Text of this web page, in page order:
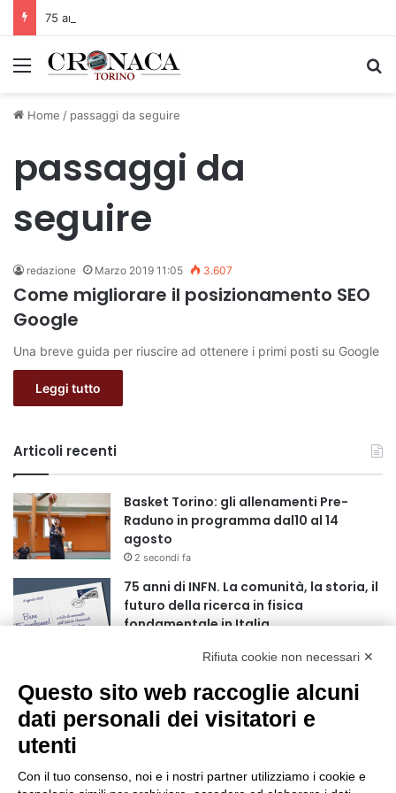
Menu
Home / passaggi da seguire
passaggi da
seguire
redazione Marzo 2019 11:05 3.607
Come migliorare il posizionamento SEO
Google
Una breve guida per riuscire ad ottenere i primi posti su Google
Leggi tutto
Articoli recenti
Basket Torino: gli allenamenti Pre-
Raduno in programma dal10 al 14
agosto
2 secondi fa
75 anni di INFN. La comunità, la storia, il
futuro della ricerca in fisica
fondamentale in Italia
nel pieno della stagione turistica
4 ore fa
Madonna della Neve al Rifugio Ciao
Pais
Rifiuta cookie non necessari ✕
Questo sito web raccoglie alcuni
dati personali dei visitatori e
utenti
Con il tuo consenso, noi e i nostri partner utilizziamo i cookie e